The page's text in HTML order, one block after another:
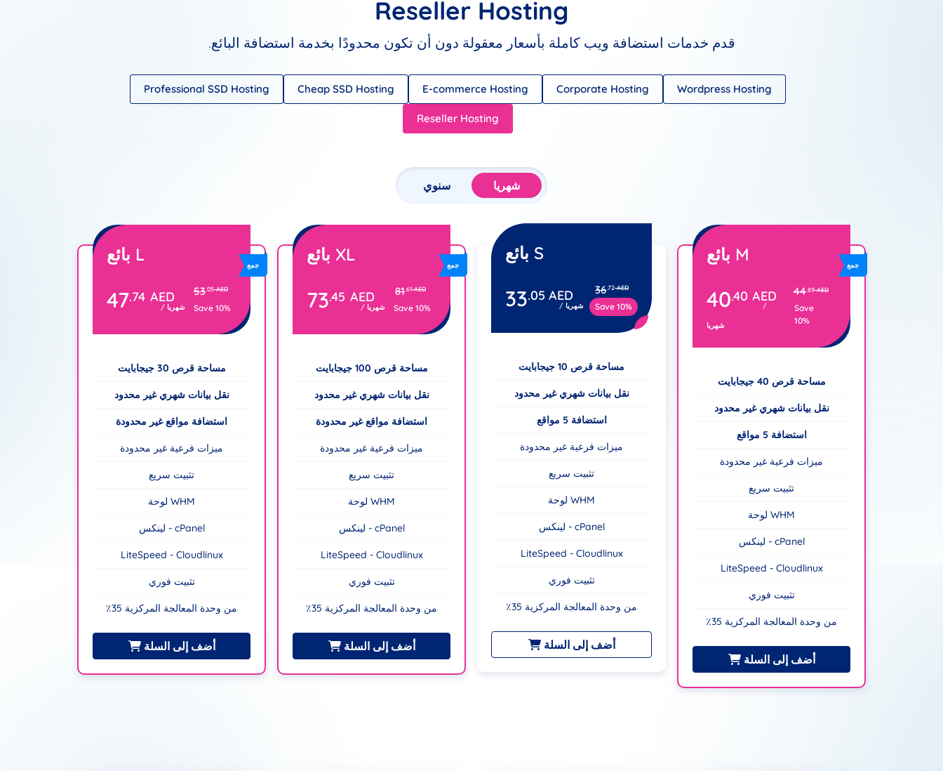
Reseller Hosting
قدم خدمات استضافة ويب كاملة بأسعار معقولة دون أن تكون محدودًا بخدمة استضافة البائع.
Wordpress Hosting
Corporate Hosting
E-commerce Hosting
Cheap SSD Hosting
Professional SSD Hosting
Reseller Hosting
شهريا سنوي
جمع
بائع L
47.74 AED
/ شهريا
53 .05AED
Save 10%
مساحة قرص 30 جيجابايت
نقل بيانات شهري غير محدود
استضافة مواقع غير محدودة
ميزات فرعية غير محدودة
تثبيت سريع
لوحة WHM
لينكس - cPanel
LiteSpeed - Cloudlinux
تثبيت فوري
٪35 من وحدة المعالجة المركزية
أضف إلى السلة
جمع
بائع XL
73.45 AED
/ شهريا
81.61AED
Save 10%
مساحة قرص 100 جيجابايت
نقل بيانات شهري غير محدود
استضافة مواقع غير محدودة
ميزات فرعية غير محدودة
تثبيت سريع
لوحة WHM
لينكس - cPanel
LiteSpeed - Cloudlinux
تثبيت فوري
٪35 من وحدة المعالجة المركزية
أضف إلى السلة
بائع S
33.05 AED
/ شهريا
36.72AED
Save 10%
مساحة قرص 10 جيجابايت
نقل بيانات شهري غير محدود
استضافة 5 مواقع
ميزات فرعية غير محدودة
تثبيت سريع
لوحة WHM
لينكس - cPanel
LiteSpeed - Cloudlinux
تثبيت فوري
٪35 من وحدة المعالجة المركزية
أضف إلى السلة
جمع
بائع M
40.40 AED
/
شهريا
44 .89AED
Save
10%
مساحة قرص 40 جيجابايت
نقل بيانات شهري غير محدود
استضافة 5 مواقع
ميزات فرعية غير محدودة
تثبيت سريع
لوحة WHM
لينكس - cPanel
LiteSpeed - Cloudlinux
تثبيت فوري
٪35 من وحدة المعالجة المركزية
أضف إلى السلة